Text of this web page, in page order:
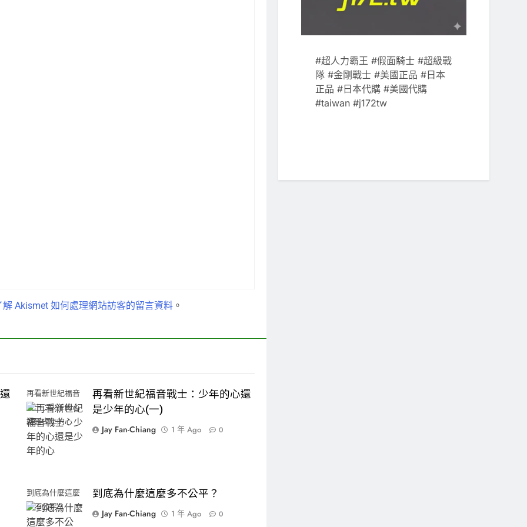
解 Akismet 如何處理網站訪客的留言資料 。
再看新世紀福音
戰士：少年的心
還是少年的心
再看新世紀福音戰士：少年的心還
是少年的心(一)
Jay Fan-Chiang
1 年 Ago 0
到底為什麼這麼
多不公平？
到底為什麼這麼多不公平？
Jay Fan-Chiang
1 年 Ago 0
#超人力霸王 #假面騎士 #超級戰
隊 #金剛戰士 #美國正品 #日本
正品 #日本代購 #美國代購
#taiwan #j172tw